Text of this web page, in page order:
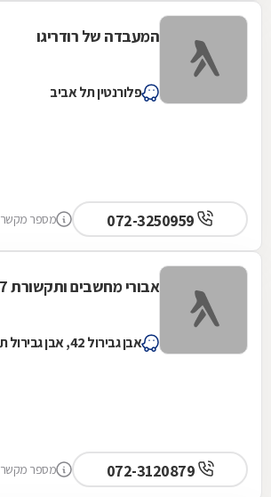
המעבדה של רודריגו
פלורנטין תל אביב
מספר מקשר
אבורי מחשבים ותקשורת 1997
אבן גבירול 42, אבן גבירול תל אביב
מספר מקשר